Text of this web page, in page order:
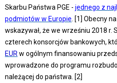
Skarbu Państwa PGE - jednego z
podmiotów w Europie . [1] Obecny
wskazywał, że we wrześniu 2018 r.
czterech konsorcjów bankowych,
EUR w ogólnym finansowaniu
wprowadzone do programu
należącej do państwa. [2]